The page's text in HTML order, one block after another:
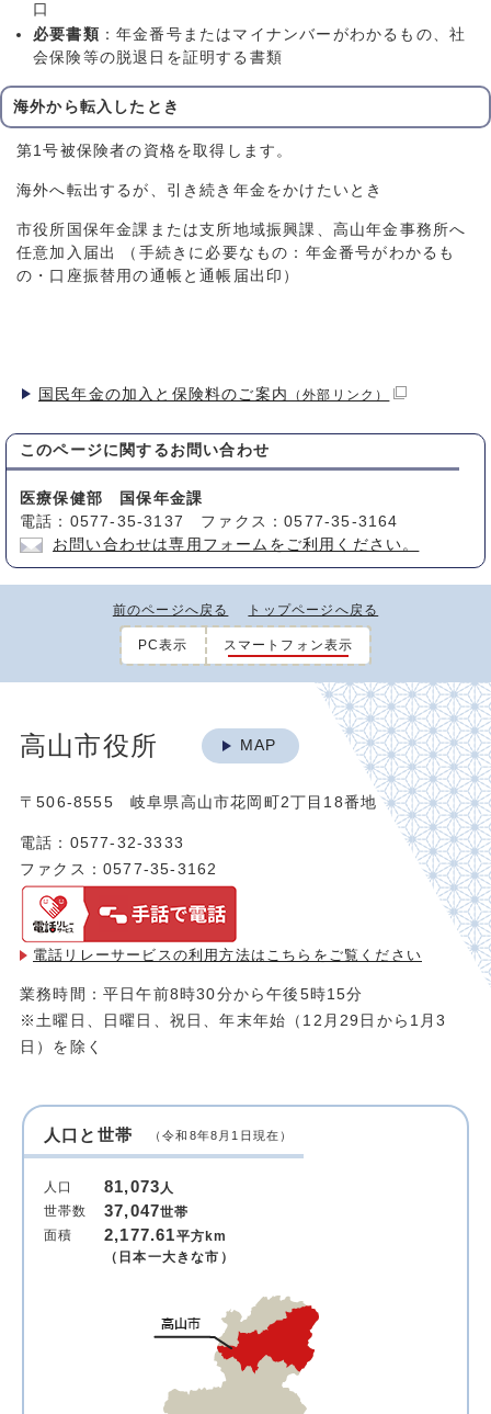
口
必要書類 ：年金番号またはマイナンバーがわかるもの、社
会保険等の脱退日を証明する書類
海外から転入したとき
第1号被保険者の資格を取得します。
海外へ転出するが、引き続き年金をかけたいとき
市役所国保年金課または支所地域振興課、高山年金事務所へ
任意加入届出 （手続きに必要なもの：年金番号がわかるも
の・口座振替用の通帳と通帳届出印）
国民年金の加入と保険料のご案内 （外部リンク）
このページに関する お問い合わせ
医療保健部 国保年金課
電話：0577-35-3137 ファクス：0577-35-3164
お問い合わせは専用フォームをご利用ください。
前のページへ戻る トップページへ戻る
PC表示 スマートフォン表示
高山市役所 MAP
〒506-8555 岐阜県高山市花岡町2丁目18番地
電話：0577-32-3333
ファクス：0577-35-3162
電話リレーサービスの利用方法は こちらをご覧ください
業務時間：平日午前8時30分から午後5時15分
※土曜日、日曜日、祝日、年末年始（12月29日から1月3
日）を除く
人口と世帯 （令和8年8月1日現在）
人口 81,073人
世帯数
37,047世帯
面積
2,177.61平方km
（日本一大きな市）